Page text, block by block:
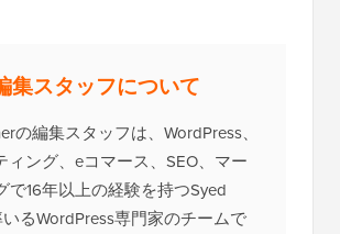
集スタッフについて
の編集スタッフは、WordPress、
ィング、eコマース、SEO、マー
で16年以上の経験を持つSyed
るWordPress専門家のチームで